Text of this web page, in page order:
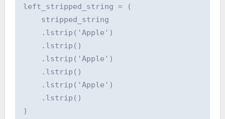
left_stripped_string = (
    stripped_string
    .lstrip('Apple')
    .lstrip()
    .lstrip('Apple')
    .lstrip()
    .lstrip('Apple')
    .lstrip()
)